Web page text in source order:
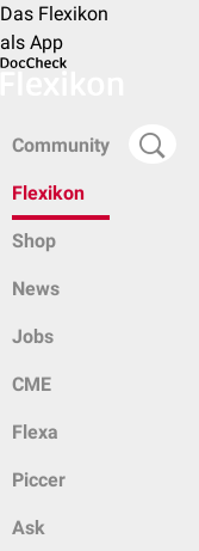
Das Flexikon
als App
Community
Flexikon
Shop
News
Jobs
CME
Flexa
Piccer
Ask